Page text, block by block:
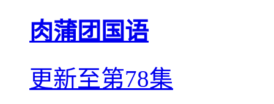
肉蒲团国语
更新至第78集